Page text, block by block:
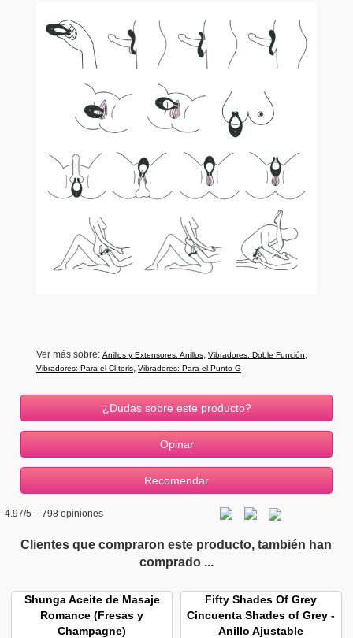
Ver más sobre: Anillos y Extensores: Anillos Vibradores: Doble Función
Vibradores: Para el Clítoris Vibradores: Para el Punto G
¿Dudas sobre este producto?
4.97/5 – 798 opiniones
Clientes que compraron este producto, también han
comprado ...
Shunga Aceite de Masaje
Romance (Fresas y
Champagne)
Fifty Shades Of Grey
Cincuenta Shades of Grey -
Anillo Ajustable